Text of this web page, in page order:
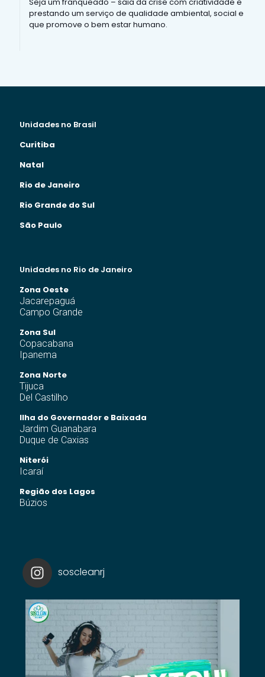
prestando um serviço de qualidade ambiental, social e
que promove o bem estar humano.
Unidades no Brasil
Curitiba
Natal
Rio de Janeiro
Rio Grande do Sul
São Paulo
Unidades no Rio de Janeiro
Zona Oeste
Jacarepaguá
Campo Grande
Zona Sul
Copacabana
Ipanema
Zona Norte
Tijuca
Del Castilho
Ilha do Governador e Baixada
Jardim Guanabara
Duque de Caxias
Niterói
Icaraí
Região dos Lagos
Búzios
soscleanrj